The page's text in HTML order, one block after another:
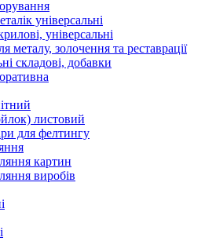
універсальні
універсальні
металу, золочення та реставрації
складові, добавки
листовий
для фелтингу
картин
виробів